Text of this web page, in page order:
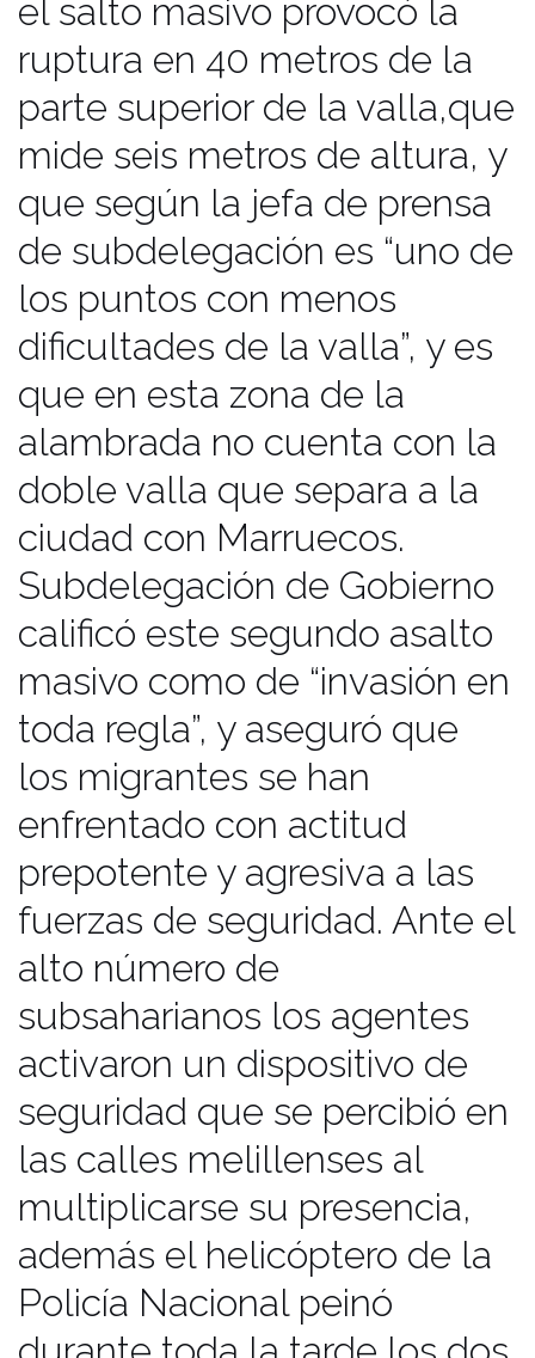
cuadrados del enclave español en el
norte de África Melilla volvió a vivir el
drama de la inmigración durante otra
avalancha con cientos de
subsaharianos que corrían semi
desnudos, descalzos y atemorizados
por la ciudad. Un grupo de nueve de
ellos, originarios del Chad, llegaron a
las puertas del Centro de Estancia
Temporal de Inmigrantes (CETI)
situado entre la frontera de Farhana y
Mariguari. Estos lloraban y rezaban
en las puertas de este centro
solicitando su acceso tras pasar
cuatro meses esperando en Nador,
Marruecos, su oportunidad para
saltar alambrada y avanzar en su viaje
hacia el continente europeo. La
Delegación del Gobierno mostró en
un comunicado su comprensión
hacia la situación de desesperación
de los inmigrantes pero consideró
“intolerable el asalto masivo sobre
nuestra frontera que vienen
protagonizando de forma
recurrente”. Los migrantes
subsaharuianos suelen llevar años
para llegar a Melilla y saltar la valla,
en los últimos meses la mayoría
procede de países del Sahel donde la
crisis alimentaria se ha visto agravada
en los últimos meses a causa de la
falta de lluvias en la región. Además
el conflicto en Malí o Libia ha
motivado un aumento de los flujos
el salto masivo provocó la
ruptura en 40 metros de la
parte superior de la valla,que
mide seis metros de altura, y
que según la jefa de prensa
de subdelegación es “uno de
los puntos con menos
dificultades de la valla”, y es
que en esta zona de la
alambrada no cuenta con la
doble valla que separa a la
ciudad con Marruecos.
Subdelegación de Gobierno
calificó este segundo asalto
masivo como de “invasión en
toda regla”, y aseguró que
los migrantes se han
enfrentado con actitud
prepotente y agresiva a las
fuerzas de seguridad. Ante el
alto número de
subsaharianos los agentes
activaron un dispositivo de
seguridad que se percibió en
las calles melillenses al
multiplicarse su presencia,
además el helicóptero de la
Policía Nacional peinó